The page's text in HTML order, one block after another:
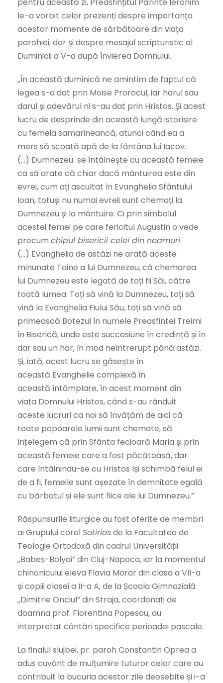
le-a vorbit celor prezenți despre importanța
acestor momente de sărbătoare din viața
parohiei, dar și despre mesajul scripturistic al
Duminicii a V-a după Învierea Domnului.
„În această duminică ne amintim de faptul că
legea s-a dat prin Moise Prorocul, iar harul sau
darul și adevărul ni s-au dat prin Hristos. Și acest
lucru de desprinde din această lungă istorisire
cu femeia samarineancă, atunci când ea a
mers să scoată apă de la fântâna lui Iacov.
(…) Dumnezeu se întâlnește cu această femeie
ca să arate că chiar dacă mântuirea este din
evrei, cum ați ascultat în Evanghelia Sfântului
Ioan, totuși nu numai evreii sunt chemați la
Dumnezeu și la mântuire. Ci prin simbolul
acestei femei pe care fericitul Augustin o vede
precum chipul bisericii celei din neamuri.
(…) Evanghelia de astăzi ne arată aceste
minunate Taine a lui Dumnezeu, că chemarea
lui Dumnezeu este legată de toți fii Săi, către
toată lumea. Toți să vină la Dumnezeu, toți să
vină la Evanghelia Fiului Său, toți să vină să
primească Botezul în numele Preasfintei Treimi
în Biserică, unde este succesiune în credință și în
dar sau un har, în mod neîntrerupt până astăzi.
Și, iată, acest lucru se găsește în
această Evanghelie complexă în
această întâmplare, în acest moment din
viața Domnului Hristos, când s-au rânduit
aceste lucruri ca noi să învățăm de aici că
toate popoarele lumii sunt chemate, să
înțelegem că prin Sfânta fecioară Maria și prin
această femeie care a fost păcătoasă, dar
care întâlnindu-se cu Hristos își schimbă felul ei
de a fi, femeile sunt așezate în demnitate egală
cu bărbatul și ele sunt fiice ale lui Dumnezeu.”
Răspunsurile liturgice au fost oferite de membri
ai Grupului coral Sotiriosde la Facultatea de
Teologie Ortodoxă din cadrul Universității
„Babeș-Bolyai” din Cluj-Napoca, iar la momentul
chinonicului eleva Flavia Morar din clasa a VII-a
și copiii clasei a II-a A, de la Școala Gimnazială
„Dimitrie Onciul” din Straja, coordonați de
doamna prof. Florentina Popescu, au
interpretat cântări specifice perioadei pascale.
La finalul slujbei, pr. paroh Constantin Oprea a
adus cuvânt de mulțumire tuturor celor care au
contribuit la bucuria acestor zile deosebite și i-a